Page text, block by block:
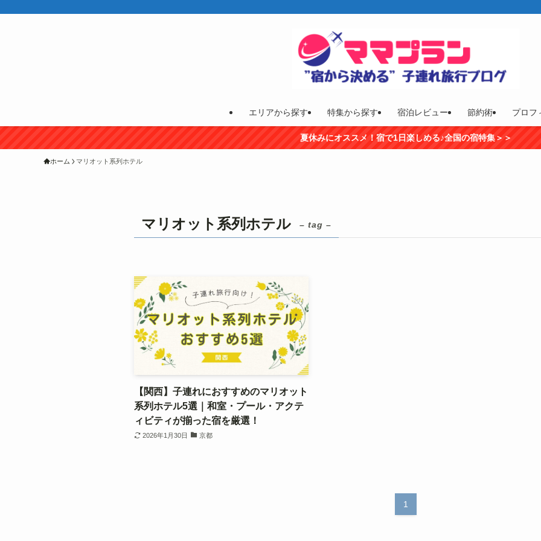
エリアから探す 特集から探す 宿泊レビュー 節約術 プロフ
夏休みにオススメ！宿で1日楽しめる♪全国の宿特集＞＞
ホーム マリオット系列ホテル
マリオット系列ホテル – tag –
【関西】子連れにおすすめのマリオット
系列ホテル5選｜和室・プール・アクテ
ィビティが揃った宿を厳選！
2026年1月30日 京都
1